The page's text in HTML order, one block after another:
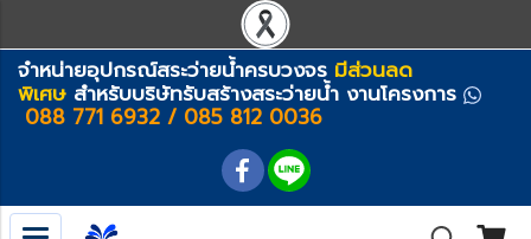
จำหน่ายอุปกรณ์สระว่ายน้ำครบวงจร มีส่วนลด
พิเศษ สำหรับบริษัทรับสร้างสระว่ายน้ำ งานโครงการ
088 771 6932 / 085 812 0036